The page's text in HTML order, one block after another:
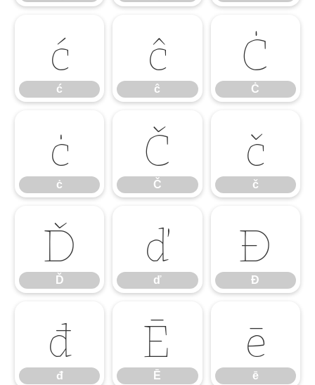
ć
ć
ĉ
ĉ
Ċ
Ċ
ċ
ċ
Č
Č
č
č
Ď
Ď
ď
ď
Đ
Đ
đ
đ
Ē
Ē
ē
ē